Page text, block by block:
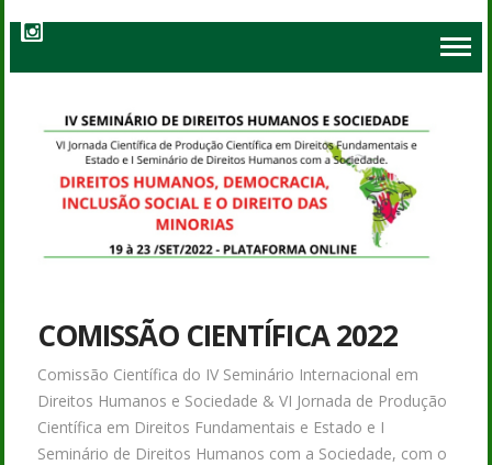
COMISSÃO CIENTÍFICA 2022
Comissão Científica do IV Seminário Internacional em
Direitos Humanos e Sociedade & VI Jornada de Produção
Científica em Direitos Fundamentais e Estado e I
Seminário de Direitos Humanos com a Sociedade, com o